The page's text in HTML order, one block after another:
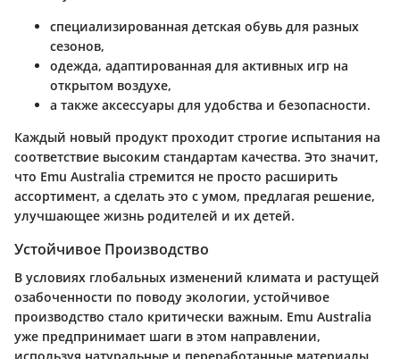
специализированная детская обувь для разных
сезонов,
одежда, адаптированная для активных игр на
открытом воздухе,
а также аксессуары для удобства и безопасности.
Каждый новый продукт проходит строгие испытания на
соответствие высоким стандартам качества. Это значит,
что Emu Australia стремится не просто расширить
ассортимент, а сделать это с умом, предлагая решение,
улучшающее жизнь родителей и их детей.
Устойчивое Производство
В условиях глобальных изменений климата и растущей
озабоченности по поводу экологии, устойчивое
производство стало критически важным. Emu Australia
уже предпринимает шаги в этом направлении,